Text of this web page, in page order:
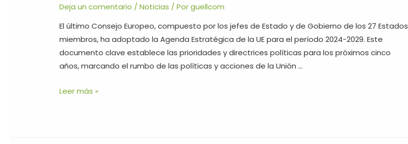
Deja un comentario /Noticias / Porguellcom
El último Consejo Europeo, compuesto por los jefes de Estado y de Gobierno de los 27 Estados
miembros, ha adoptado la Agenda Estratégica de la UE para el período 2024-2029. Este
documento clave establece las prioridades y directrices políticas para los próximos cinco
años, marcando el rumbo de las políticas y acciones de la Unión …
Leer más »